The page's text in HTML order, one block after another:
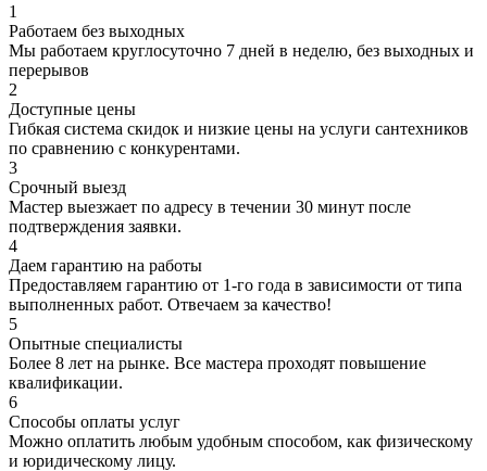
1
Работаем без выходных
Мы работаем круглосуточно 7 дней в неделю, без выходных и
перерывов
2
Доступные цены
Гибкая система скидок и низкие цены на услуги сантехников
по сравнению с конкурентами.
3
Срочный выезд
Мастер выезжает по адресу в течении 30 минут после
подтверждения заявки.
4
Даем гарантию на работы
Предоставляем гарантию от 1-го года в зависимости от типа
выполненных работ. Отвечаем за качество!
5
Опытные специалисты
Более 8 лет на рынке. Все мастера проходят повышение
квалификации.
6
Способы оплаты услуг
Можно оплатить любым удобным способом, как физическому
и юридическому лицу.